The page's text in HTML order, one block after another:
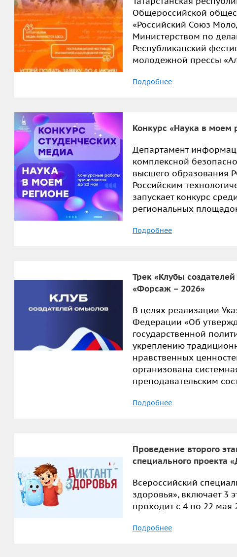
Общероссийской
«Российский Союз
Министерством по
Республиканский
молодежной прессы
Подробнее
Конкурс «Наука в моем
Департамент
комплексной
высшего образования
Российским
запускает конкурс
региональных
Подробнее
Трек «Клубы
«Форсаж – 2026»
В целях реализации
Федерации «Об
государственной
укреплению
нравственных
организована
преподавательским
Подробнее
Проведение второго
специального проекта
Всероссийский
здоровья», включает 3
проходит с 4 по 22 мая
Подробнее